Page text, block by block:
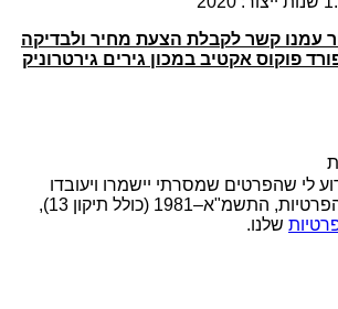
עמנו קשר לקבלת הצעת מחיר ולבדיקה
פוקוס אקטיב במכון גירים גירטרוניק
לי שהפרטים שמסרתי יישמרו ויעובדו
בהתאם לחוק הגנת הפרטיות, התשמ"א–1981 (כולל תיקון 13),
שלנו.